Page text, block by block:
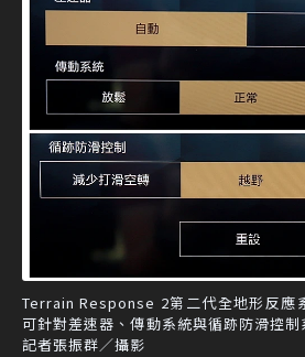
Terrain Response 2第二代全地形反應
可針對差速器、傳動系統與循跡防滑控制
記者張振群／攝影